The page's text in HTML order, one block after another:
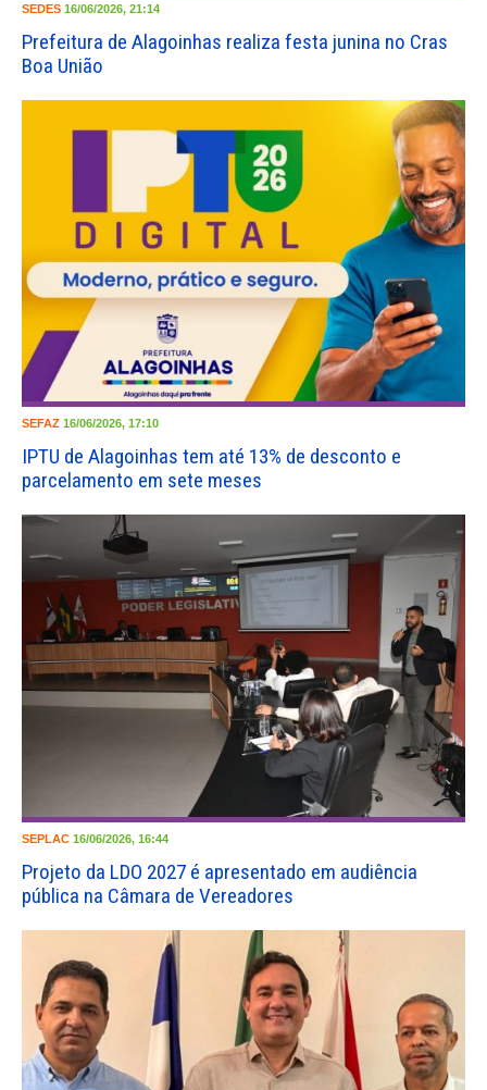
SEDES 16/06/2026, 21:14
Prefeitura de Alagoinhas realiza festa junina no Cras
Boa União
SEFAZ 16/06/2026, 17:10
IPTU de Alagoinhas tem até 13% de desconto e
parcelamento em sete meses
SEPLAC 16/06/2026, 16:44
Projeto da LDO 2027 é apresentado em audiência
pública na Câmara de Vereadores